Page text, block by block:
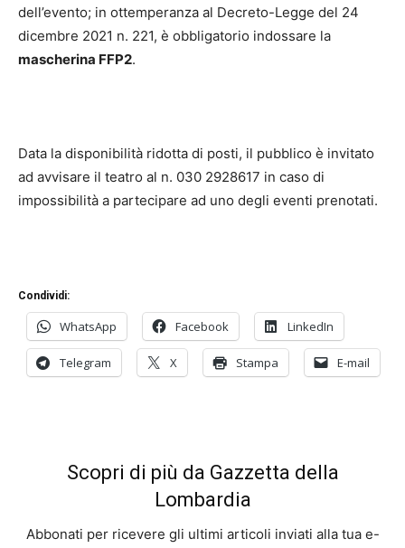
dell’evento; in ottemperanza al Decreto-Legge del 24
dicembre 2021 n. 221, è obbligatorio indossare la
mascherina FFP2.
Data la disponibilità ridotta di posti, il pubblico è invitato
ad avvisare il teatro al n. 030 2928617 in caso di
impossibilità a partecipare ad uno degli eventi prenotati.
Condividi:
WhatsApp Facebook LinkedIn
Telegram X Stampa E-mail
Scopri di più da Gazzetta della
Lombardia
Abbonati per ricevere gli ultimi articoli inviati alla tua e-